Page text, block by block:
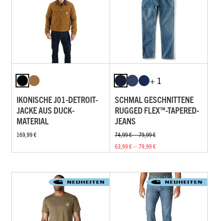
IKONISCHE J01-DETROIT-
JACKE AUS DUCK-
MATERIAL
169,99 €
+ 1
SCHMAL GESCHNITTENE
RUGGED FLEX™-TAPERED-
JEANS
74,99 € — 79,99 €
63,99 € — 79,99 €